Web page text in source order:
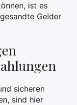
ist es
Gelder
sicheren
sind hier